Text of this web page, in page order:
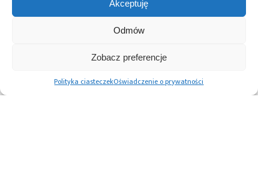
Akceptuję
Odmów
Zobacz preferencje
Polityka ciasteczekOświadczenie o prywatności
Przeczytaj również: